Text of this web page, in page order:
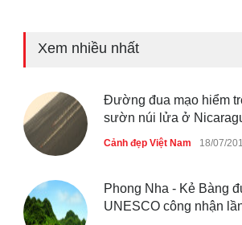
du lịch quốc gia
Những món ăn đồng
dã ở Sài Gòn
Cảnh đẹp Việt Nam 25/04/
Xem nhiều nhất
Đường đua mạo hiểm
sườn núi lửa ở
Cảnh đẹp Việt Nam 18/07/
Phong Nha - Kẻ Bàng
UNESCO công nhận